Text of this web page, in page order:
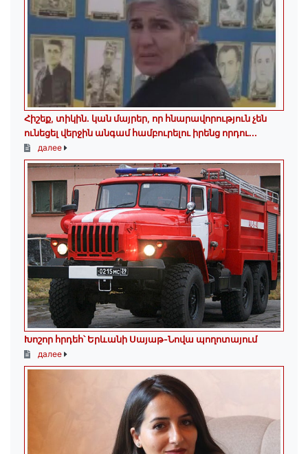
Հիշեք, տիկին․ կան մայրեր, որ հնարավորություն չեն
ունեցել վերջին անգամ համբուրելու իրենց որդու...
далее
Խոշոր հրդեհ՝ Երևանի Սայաթ-Նովա պողոտայում
далее